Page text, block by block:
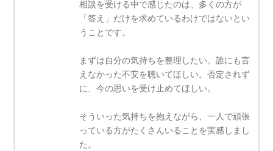
相談を受ける中で感じたのは、多くの方が
「答え」だけを求めているわけではないとい
うことです。
まずは自分の気持ちを整理したい。誰にも言
えなかった不安を聴いてほしい。否定されず
に、今の思いを受け止めてほしい。
そういった気持ちを抱えながら、一人で頑張
っている方がたくさんいることを実感しまし
た。